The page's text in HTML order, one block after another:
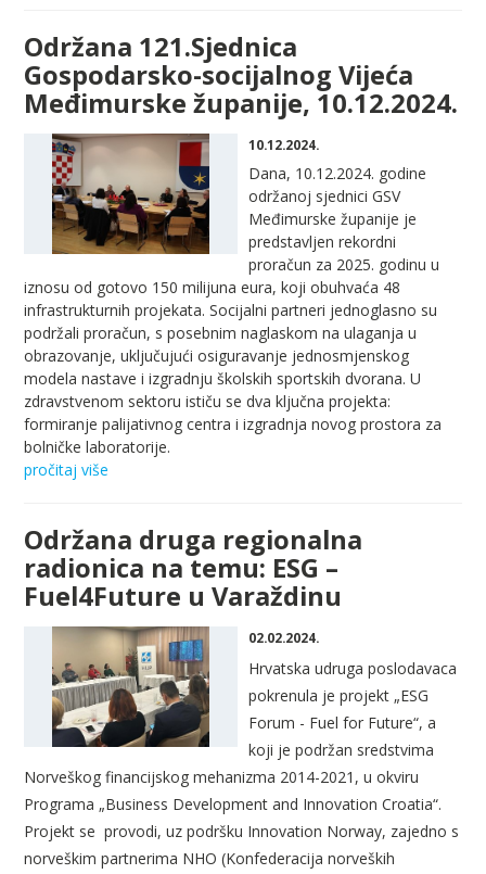
Održana 121.Sjednica
Gospodarsko-socijalnog Vijeća
Međimurske županije, 10.12.2024.
10.12.2024.
Dana, 10.12.2024. godine
održanoj sjednici GSV
Međimurske županije je
predstavljen rekordni
proračun za 2025. godinu u
iznosu od gotovo 150 milijuna eura, koji obuhvaća 48
infrastrukturnih projekata. Socijalni partneri jednoglasno su
podržali proračun, s posebnim naglaskom na ulaganja u
obrazovanje, uključujući osiguravanje jednosmjenskog
modela nastave i izgradnju školskih sportskih dvorana. U
zdravstvenom sektoru ističu se dva ključna projekta:
formiranje palijativnog centra i izgradnja novog prostora za
bolničke laboratorije.
pročitaj više
Održana druga regionalna
radionica na temu: ESG –
Fuel4Future u Varaždinu
02.02.2024.
Hrvatska udruga poslodavaca
pokrenula jeprojekt „ESG
Forum - Fuel for Future“, a
koji jepodržan sredstvima
Norveškog financijskog mehanizma 2014-2021, u okviru
Programa „Business Development and Innovation Croatia“.
Projekt se provodi, uz podršku Innovation Norway, zajedno s
norveškim partnerima NHO (Konfederacija norveških